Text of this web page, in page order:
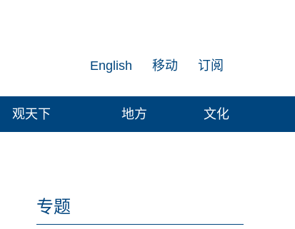
订阅
移动
English
观天下 地方 文化
专题